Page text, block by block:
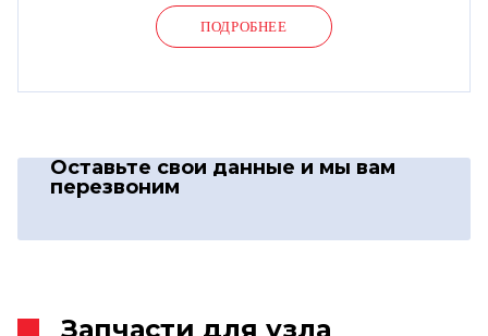
ПОДРОБНЕЕ
Оставьте свои данные и мы вам
перезвоним
Запчасти для узла